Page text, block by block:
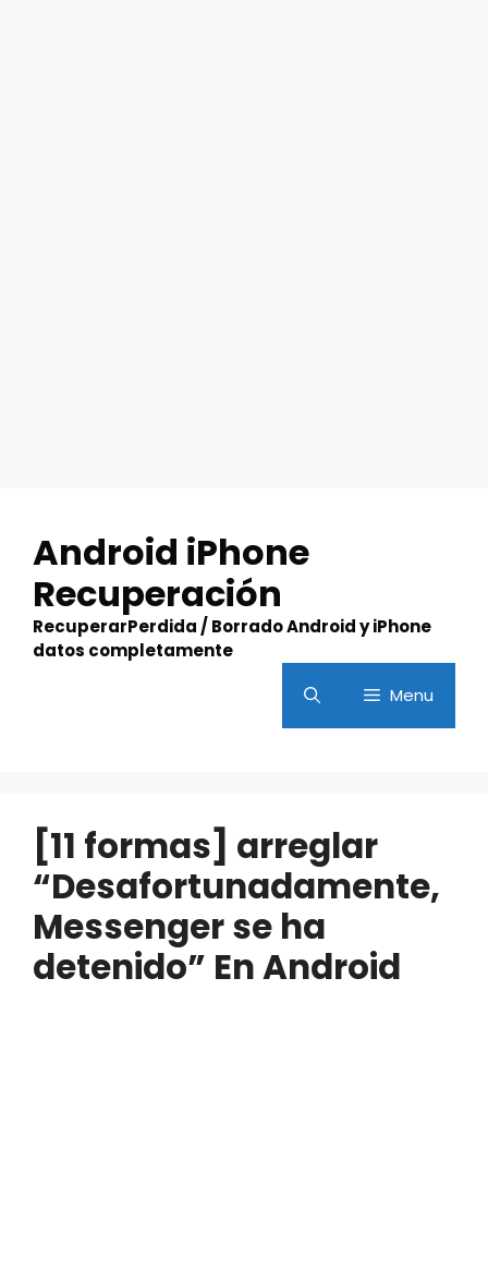
content
Android iPhone
Recuperación
RecuperarPerdida / Borrado Android y iPhone
datos completamente
Menu
[11 formas] arreglar
“Desafortunadamente,
Messenger se ha
detenido” En Android